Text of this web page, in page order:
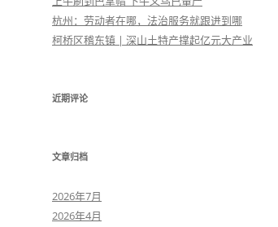
杭州：劳动者在哪，法治服务就跟进到哪
柯桥区稽东镇 | 深山土特产撑起亿元大产业
近期评论
文章归档
2026年7月
2026年4月